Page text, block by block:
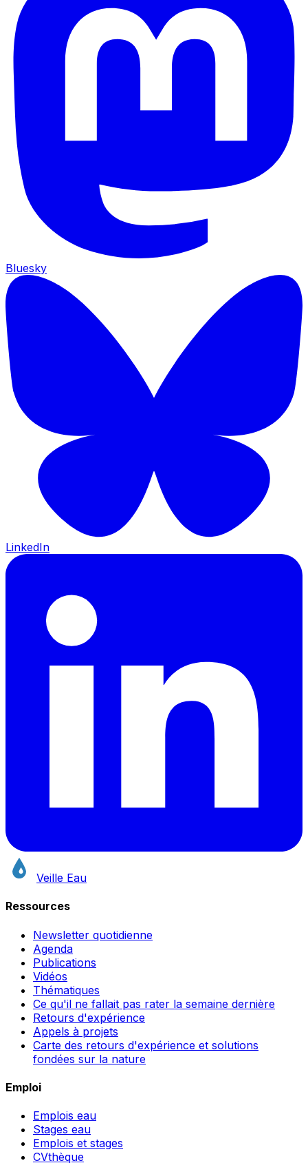
Bluesky
LinkedIn
Veille Eau
Ressources
Newsletter quotidienne
Agenda
Publications
Vidéos
Thématiques
Ce qu'il ne fallait pas rater la semaine dernière
Retours d'expérience
Appels à projets
Carte des retours d'expérience et solutions
fondées sur la nature
Emploi
Emplois eau
Stages eau
Emplois et stages
CVthèque